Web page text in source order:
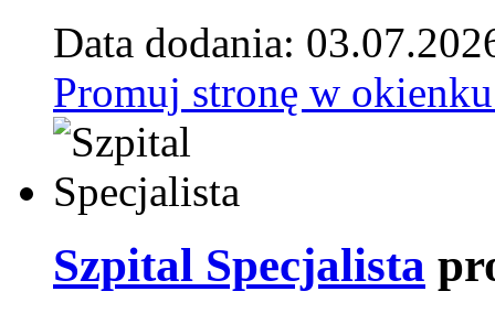
Data dodania:
Promuj stronę w
Szpital Specjalista